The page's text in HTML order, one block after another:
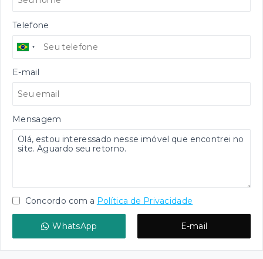
Telefone
E-mail
Mensagem
Concordo com a Política de Privacidade
WhatsApp E-mail